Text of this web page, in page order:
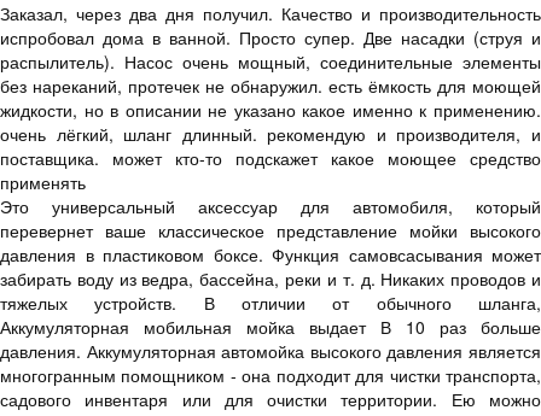
Заказал, через два дня получил. Качество и производительность
испробовал дома в ванной. Просто супер. Две насадки (струя и
распылитель). Насос очень мощный, соединительные элементы
без нареканий, протечек не обнаружил. есть ёмкость для моющей
жидкости, но в описании не указано какое именно к применению.
очень лёгкий, шланг длинный. рекомендую и производителя, и
поставщика. может кто-то подскажет какое моющее средство
применять
Это универсальный аксессуар для автомобиля, который
перевернет ваше классическое представление мойки высокого
давления в пластиковом боксе. Функция самовсасывания может
забирать воду из ведра, бассейна, реки и т. д. Никаких проводов и
тяжелых устройств. В отличии от обычного шланга,
Аккумуляторная мобильная мойка выдает В 10 раз больше
давления. Аккумуляторная автомойка высокого давления является
многогранным помощником - она подходит для чистки транспорта,
садового инвентаря или для очистки территории. Ею можно